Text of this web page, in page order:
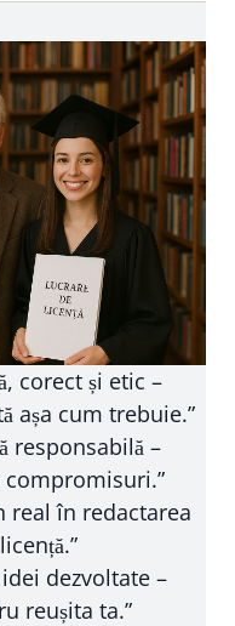
corect și etic –
așa cum trebuie.”
responsabilă –
compromisuri.”
real în redactarea
dezvoltate –
reușita ta.”